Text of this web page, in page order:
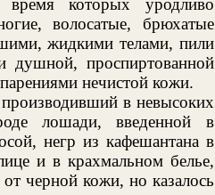
время которых уродливо
волосатые, брюхатые
жидкими телами, пили
душной, проспиртованной
нечистой кожи.
производивший в невысоких
лошади, введенной в
негр из кафешантана в
и в крахмальном белье,
черной кожи, но казалось